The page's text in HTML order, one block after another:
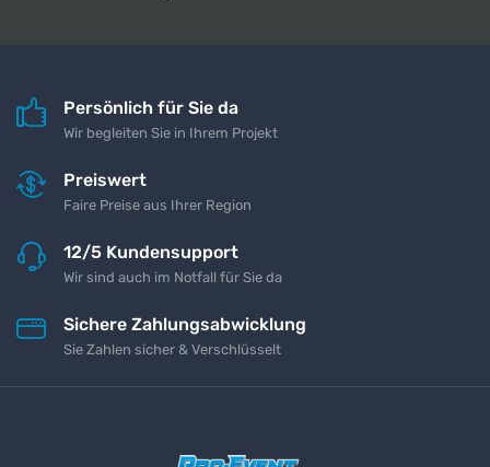
Persönlich für Sie da
Wir begleiten Sie in Ihrem Projekt
Preiswert
Faire Preise aus Ihrer Region
12/5 Kundensupport
Wir sind auch im Notfall für Sie da
Sichere Zahlungsabwicklung
Sie Zahlen sicher & Verschlüsselt